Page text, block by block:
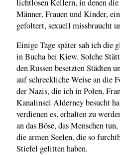
lichtlosen Kellern, in denen die
Männer, Frauen und Kinder,
gefoltert, sexuell missbraucht
Einige Tage später sah ich die
in Bucha bei Kiew. Solche
den Russen besetzten Städten
auf schreckliche Weise an die
der Nazis, die ich in Polen,
Kanalinsel Alderney besucht
verdienen es, erhalten zu
an das Böse, das Menschen
die armen Seelen, die so
Stiefel gelitten haben.